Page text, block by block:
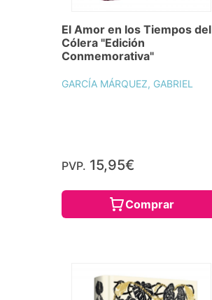
El Amor en los Tiempos del
Cólera "Edición
Conmemorativa"
GARCÍA MÁRQUEZ, GABRIEL
PVP. 15,95€
Comprar